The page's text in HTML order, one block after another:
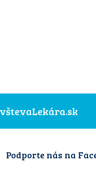
Podporte nás na